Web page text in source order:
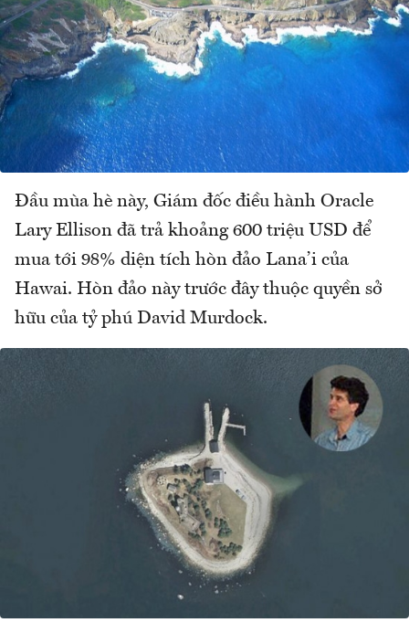
Đầu mùa hè này, Giám đốc điều hành Oracle
Lary Ellison đã trả khoảng 600 triệu USD để
mua tới 98% diện tích hòn đảo Lana’i của
Hawai. Hòn đảo này trước đây thuộc quyền sở
hữu của tỷ phú David Murdock.